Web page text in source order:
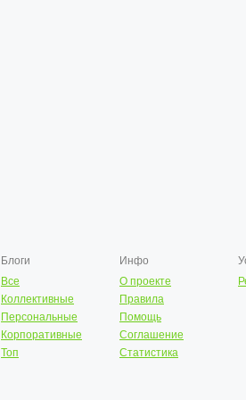
Блоги
Все
Коллективные
Персональные
Корпоративные
Топ
Инфо
О проекте
Правила
Помощь
Соглашение
Статистика